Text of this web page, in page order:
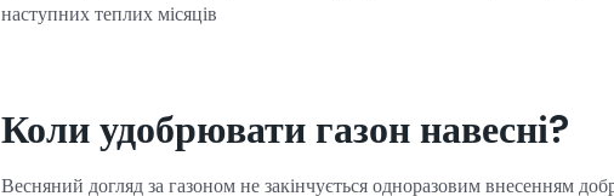
наступних теплих місяців
Коли удобрювати газон навесні?
Весняний догляд за газоном не закінчується одноразовим внесенням